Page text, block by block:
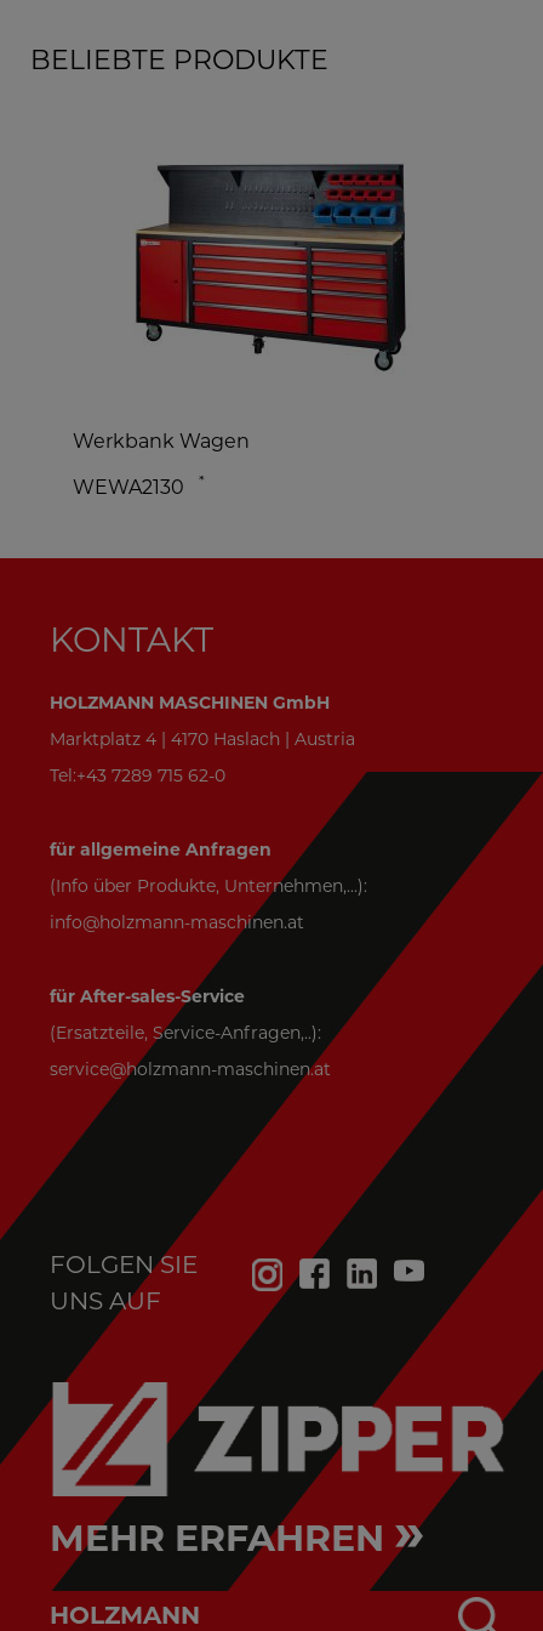
BELIEBTE PRODUKTE
Werkbank Wagen
WEWA2130 *
KONTAKT
HOLZMANN MASCHINEN GmbH
Marktplatz 4 | 4170 Haslach | Austria
Tel:+43 7289 715 62-0
für allgemeine Anfragen
(Info über Produkte, Unternehmen,...):
info@holzmann-maschinen.at
für After-sales-Service
(Ersatzteile, Service-Anfragen,..):
service@holzmann-maschinen.at
FOLGEN SIE
UNS AUF
MEHR ERFAHREN »
HOLZMANN